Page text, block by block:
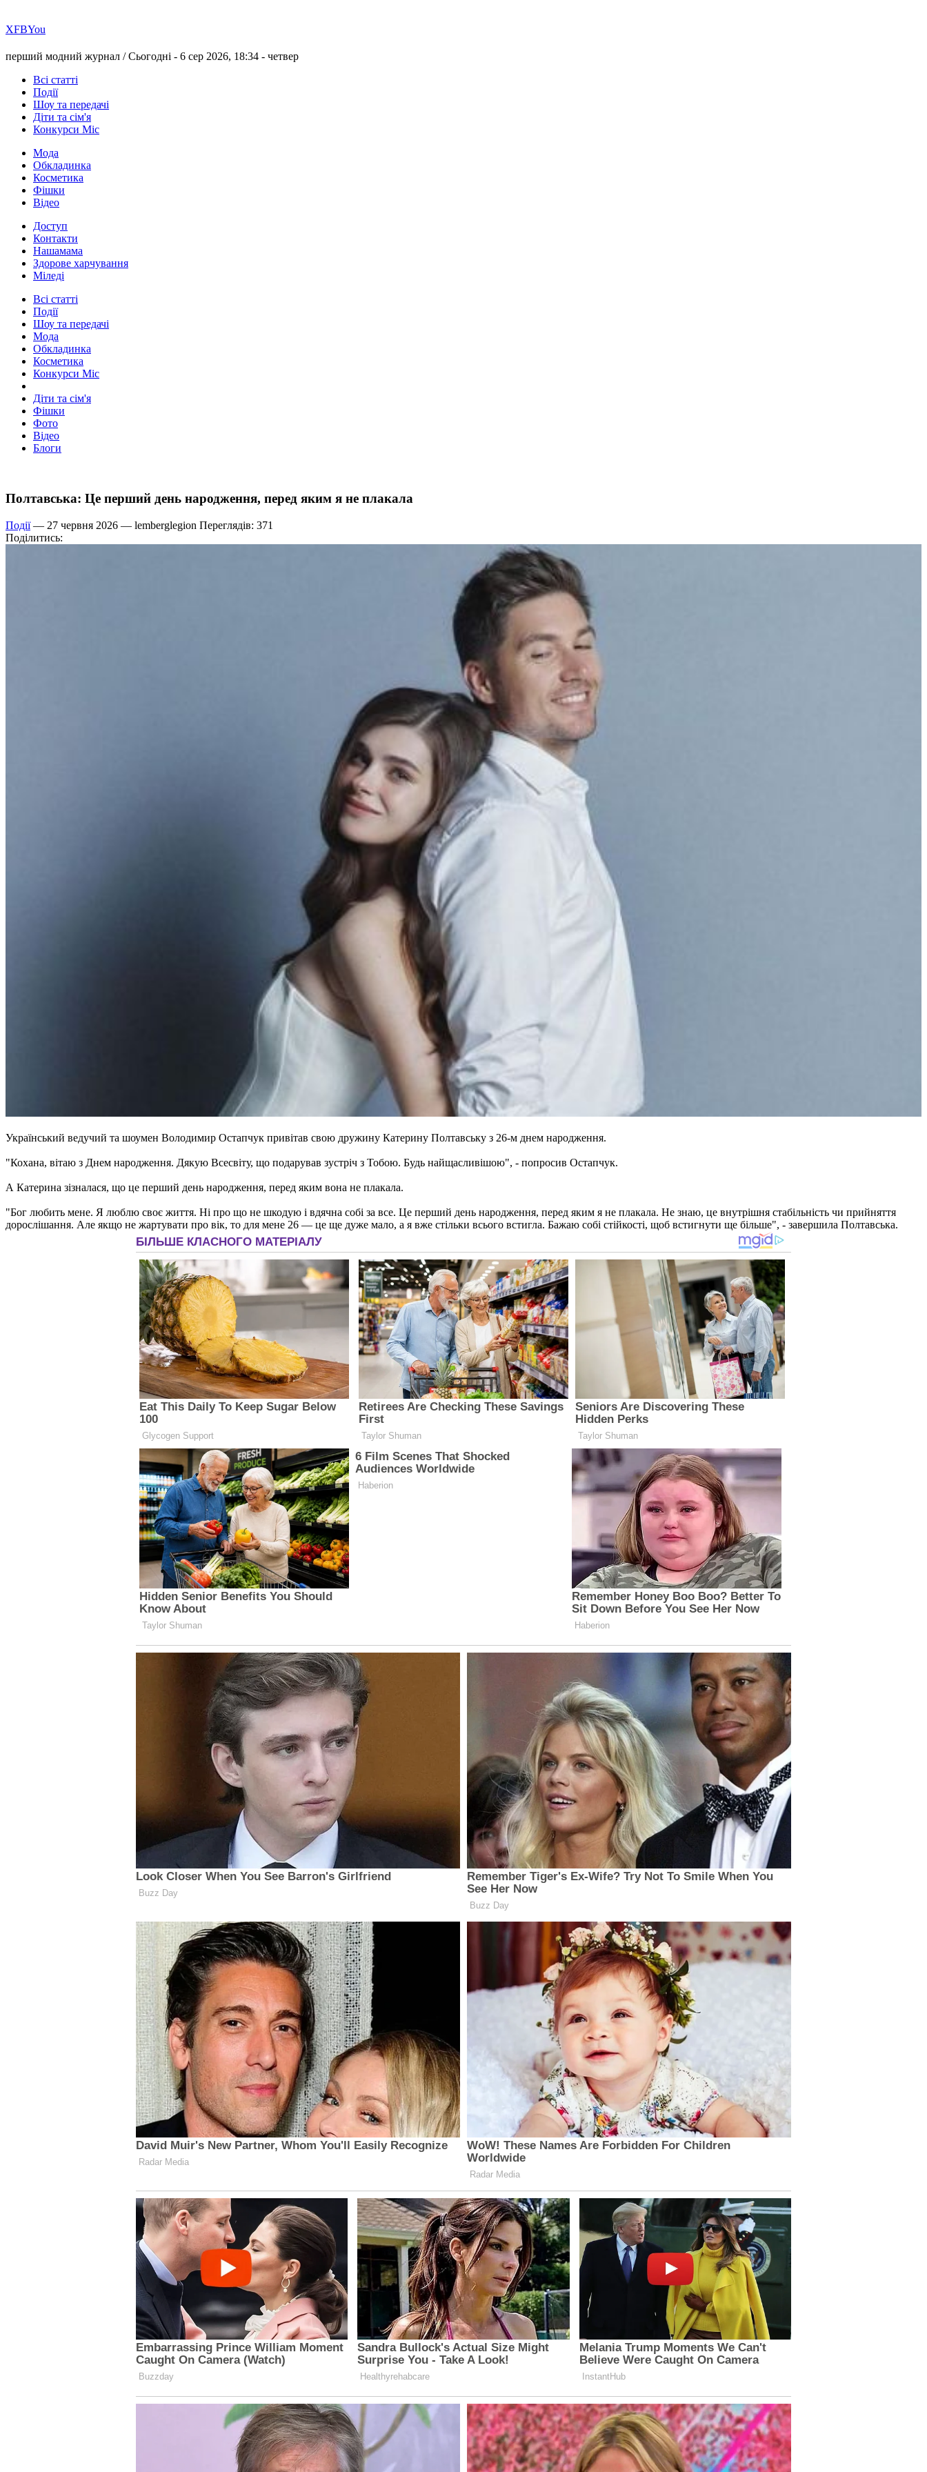
ХFBYou
перший модний журнал /Сьогодні - 6 сер 2026, 18:34 - четвер
Всі статті
Події
Шоу та передачі
Діти та сім'я
Конкурси Міс
Мода
Обкладинка
Косметика
Фішки
Відео
Доступ
Контакти
Нашамама
Здорове харчування
Міледі
Всі статті
Події
Шоу та передачі
Мода
Обкладинка
Косметика
Конкурси Міс
Діти та сім'я
Фішки
Фото
Відео
Блоги
Полтавська: Це перший день народження, перед яким я не плакала
Події— 27 червня 2026 — lemberglegion Переглядів: 371
Поділитись:
Український ведучий та шоумен Володимир Остапчук привітав свою дружину Катерину Полтавську з 26-м днем народження.
"Кохана, вітаю з Днем народження. Дякую Всесвіту, що подарував зустріч з Тобою. Будь найщасливішою", - попросив Остапчук.
А Катерина зізналася, що це перший день народження, перед яким вона не плакала.
"Бог любить мене. Я люблю своє життя. Ні про що не шкодую і вдячна собі за все. Це перший день народження, перед яким я не плакала. Не знаю, це внутрішня стабільність чи прийняття
дорослішання. Але якщо не жартувати про вік, то для мене 26 — це ще дуже мало, а я вже стільки всього встигла. Бажаю собі стійкості, щоб встигнути ще більше", - завершила Полтавська.